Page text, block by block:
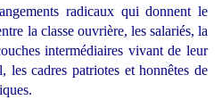
radicaux qui donnent le
la classe ouvrière, les salariés, la
intermédiaires vivant de leur
les cadres patriotes et honnêtes de